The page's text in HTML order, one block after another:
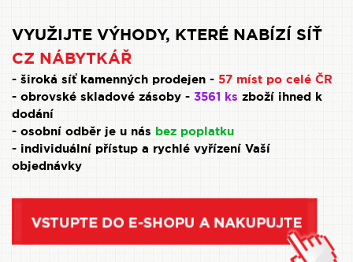
VYUŽIJTE VÝHODY, KTERÉ NABÍZÍ SÍŤ
CZ NÁBYTKÁŘ
- široká síť kamenných prodejen - 57 míst po celé ČR
- obrovské skladové zásoby - 3561 ks zboží ihned k
dodání
- osobní odběr je u nás bez poplatku
- individuální přístup a rychlé vyřízení Vaší
objednávky